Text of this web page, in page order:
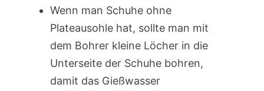
Wenn man Schuhe ohne
Plateausohle hat, sollte man mit
dem Bohrer kleine Löcher in die
Unterseite der Schuhe bohren,
damit das Gießwasser